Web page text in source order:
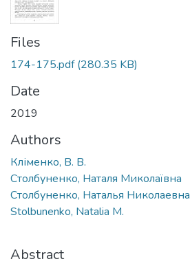
Files
174-175.pdf(280.35 KB)
Date
2019
Authors
Кліменко, В. В.
Столбуненко, Наталя Миколаївна
Столбуненко, Наталья Николаевна
Stolbunenko, Natalia M.
Abstract